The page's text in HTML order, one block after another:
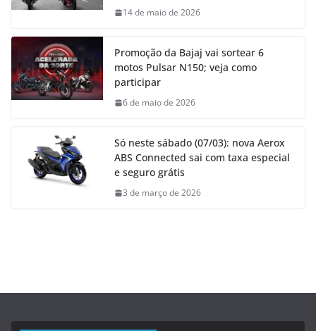
14 de maio de 2026
Promoção da Bajaj vai sortear 6
motos Pulsar N150; veja como
participar
6 de maio de 2026
Só neste sábado (07/03): nova Aerox
ABS Connected sai com taxa especial
e seguro grátis
3 de março de 2026